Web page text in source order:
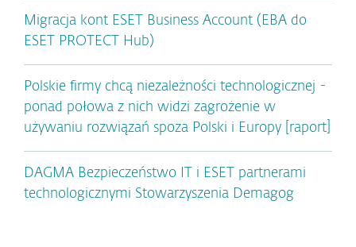
Migracja kont ESET Business Account (EBA do
ESET PROTECT Hub)
Polskie firmy chcą niezależności technologicznej -
ponad połowa z nich widzi zagrożenie w
używaniu rozwiązań spoza Polski i Europy [raport]
DAGMA Bezpieczeństwo IT i ESET partnerami
technologicznymi Stowarzyszenia Demagog